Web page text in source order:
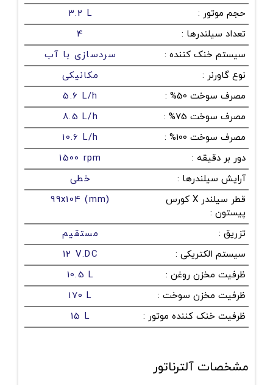
حجم موتور :
3.2 L
تعداد سیلندرها :
4
سیستم خنک کننده :
سردسازی با آب
نوع گاورنر :
مکانیکی
مصرف سوخت 50%
:
5.6 L/h
مصرف سوخت 75%
:
8.5 L/h
مصرف سوخت 100%
:
10.6 L/h
دور بر دقیقه :
1500 rpm
آرایش سیلندرها :
خطی
قطر سیلندر X کورس
پیستون :
99x104 (mm)
تزریق :
مستقیم
سیستم الکتریکی :
12 V.DC
ظرفیت مخزن روغن :
10.5 L
ظرفیت مخزن سوخت :
170 L
ظرفیت خنک کننده موتور :
15 L
مشخصات آلترناتور